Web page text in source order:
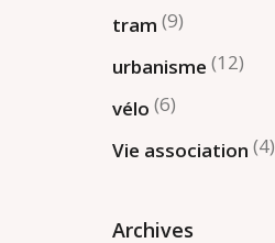
tram (9)
urbanisme (12)
vélo (6)
Vie association (4)
Archives